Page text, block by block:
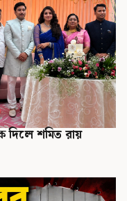
দিলে শমিত রায়